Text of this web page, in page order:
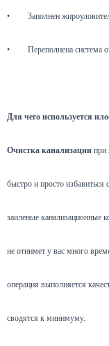
• Заполнен
• Переполнена система
Для чего используется
Очистка канализации при
быстро и просто
заиленые канализационные
не отнимет у вас много
операция выполняется
сводятся к минимуму.